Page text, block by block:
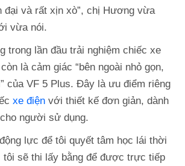
đại và rất xịn xò”, chị Hương vừa
vừa nói.
trong lần đầu trải nghiệm chiếc xe
là cảm giác “bên ngoài nhỏ gọn,
của VF 5 Plus. Đây là ưu điểm riêng
xe điện với thiết kế đơn giản, dành
người sử dụng.
lực để tôi quyết tâm học lái thời
tôi sẽ thi lấy bằng để được trực tiếp